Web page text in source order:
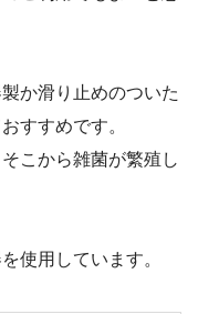
か滑り止めのついた
すすめです。
こから雑菌が繁殖し
使用しています。